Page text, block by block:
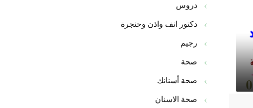
دروس
دكتور انف واذن وحنجرة
رجيم
صحة
صحة أسنانك
صحة الاسنان